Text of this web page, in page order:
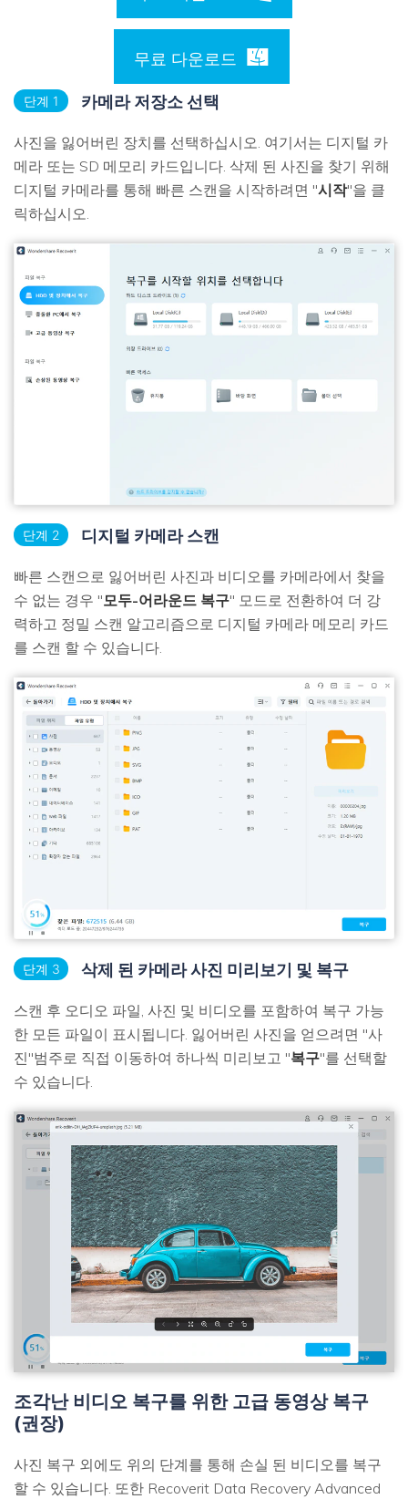
무료 다운로드
단계 1 카메라 저장소 선택
사진을 잃어버린 장치를 선택하십시오. 여기서는 디지털 카
메라 또는 SD 메모리 카드입니다. 삭제 된 사진을 찾기 위해
디지털 카메라를 통해 빠른 스캔을 시작하려면 "시작"을 클
릭하십시오.
단계 2 디지털 카메라 스캔
빠른 스캔으로 잃어버린 사진과 비디오를 카메라에서 찾을
수 없는 경우 "모두-어라운드 복구" 모드로 전환하여 더 강
력하고 정밀 스캔 알고리즘으로 디지털 카메라 메모리 카드
를 스캔 할 수 있습니다.
단계 3 삭제 된 카메라 사진 미리보기 및 복구
스캔 후 오디오 파일, 사진 및 비디오를 포함하여 복구 가능
한 모든 파일이 표시됩니다. 잃어버린 사진을 얻으려면 "사
진"범주로 직접 이동하여 하나씩 미리보고 "복구"를 선택할
수 있습니다.
조각난 비디오 복구를 위한 고급 동영상 복구
(권장)
사진 복구 외에도 위의 단계를 통해 손실 된 비디오를 복구
할 수 있습니다. 또한 Recoverit Data Recovery Advanced